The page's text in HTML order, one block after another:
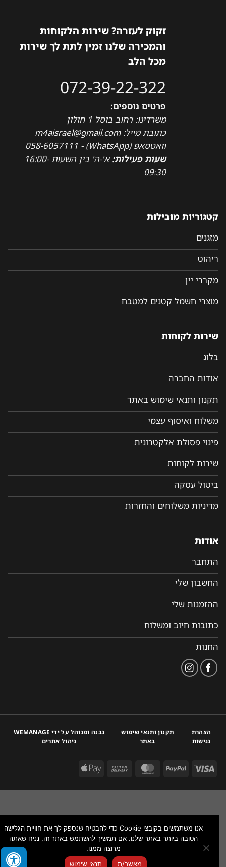
זקוק לעזרה? שירות הלקוחות
והמכירה שלנו זמין לתת לך שירות
מכל הלב
072-39-22-322
פרטים נוספים:
משרדינו: רחוב בוסל 1 חולון
כתובת מייל: m4aisrael@gmail.com
וואטסאפ (WhatsApp) - 058-6057111
שעות פעילות:
א'-ה' בין השעות 16:00-
09:30
קטגוריות מובילות
מזגנים
ריהוט
מקררי יין
מוצרי חשמל קטנים למטבח
שירות לקוחות
בלוג
אודות החברה
תקנון ותנאי שימוש באתר
משלוח ואיסוף עצמי
פינוי פסולת אלקטרונית
שירות לקוחות
ביטול עסקה
מדיניות משלוחים והחזרות
אודות
התחבר
החשבון שלי
ההזמנות שלי
כתובות חיוב ומשלוח
החנות
הצהרת
נגישות
תקנון ותנאי שימוש
באתר
נבנה ומנוהל על ידי WEMANAGE
ניהול אתרים
אנו משתמשים בקובצי Cookie כדי להבטיח שנספק לך את חוויית הגלישה
הטובה ביותר באתר שלנו. אם תמשיך להשתמש באתר זה, נניח שאתה
מרוצה ממנו.
מאשר/ת
תנאי שימוש